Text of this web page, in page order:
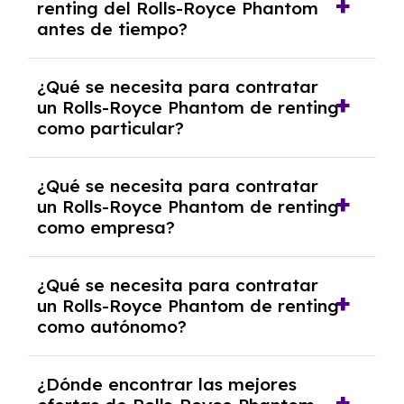
salvo en casos que lo exija el proveedor
debido al resultado del estudio de viabilidad
económica.
renting del Rolls-Royce Phantom
antes de tiempo?
pero puede haber penalizaciones por
cancelación anticipada. Es importante revisar
las condiciones del contrato y hablar con un
experto que te asesore.
¿Qué se necesita para contratar
un Rolls-Royce Phantom de renting
como particular?
y, en algunos casos, una consulta de solvencia
crediticia y un pago inicial.
¿Qué se necesita para contratar
un Rolls-Royce Phantom de renting
como empresa?
documentación financiera y, en algunos
casos, un informe de solvencia de la empresa
y un pago inicial.
¿Qué se necesita para contratar
un Rolls-Royce Phantom de renting
como autónomo?
autónomos, justificante de ingresos y, en
¿Dónde encontrar las mejores